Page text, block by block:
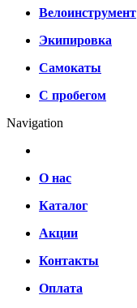
Велоинструмент
Экипировка
Самокаты
С пробегом
Navigation
О нас
Каталог
Акции
Контакты
Оплата